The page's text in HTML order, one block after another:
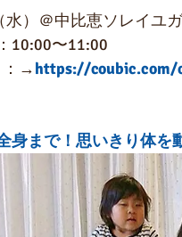
）＠中比恵ソレイユ
10:00〜11:00
：→https://coubic.com/
まで！思いきり体を